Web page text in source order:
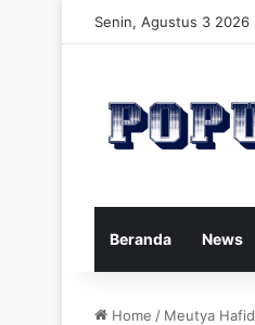
Senin, Agustus 3 2026
Beranda News
Home / Meutya Hafid